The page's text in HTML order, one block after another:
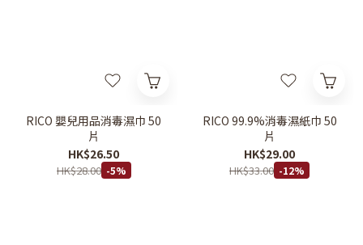
RICO 嬰兒用品消毒濕巾 50
片
HK$26.50
HK$28.00 -5%
RICO 99.9%消毒濕紙巾 50
片
HK$29.00
HK$33.00 -12%